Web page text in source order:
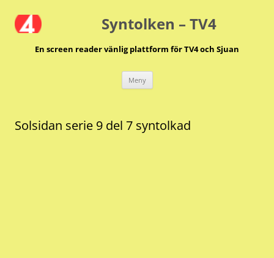
till
innehåll Syntolken – TV4
En screen reader vänlig plattform för TV4 och Sjuan
Meny
Solsidan serie 9 del 7 syntolkad